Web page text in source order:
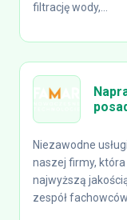
filtrację wody,...
Niezawodne
naszej firmy,
najwyższą
zespół